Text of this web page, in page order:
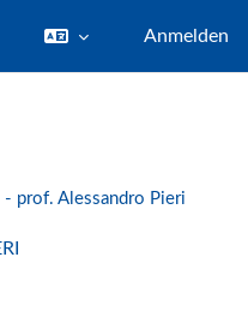
Anmelden
prof. Alessandro Pieri